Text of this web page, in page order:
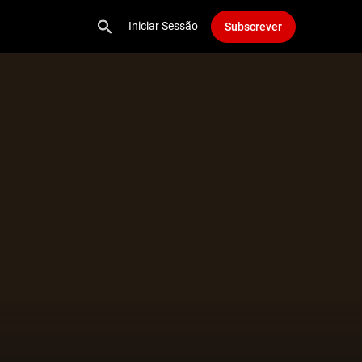
Iniciar Sessão Subscrever